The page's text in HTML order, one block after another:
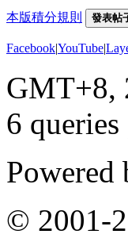
本版積分規則 發表帖
Facebook|YouTube|
GMT+8,
6
Powered
© 2001-